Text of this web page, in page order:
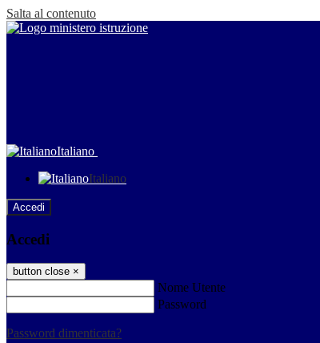
Salta al contenuto
Italiano
Italiano
Accedi
Accedi
button close ×
Nome Utente
Password
Password dimenticata?